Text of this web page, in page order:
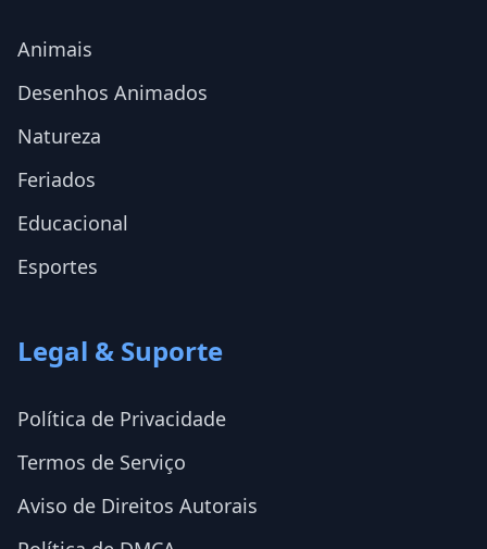
Animais
Desenhos Animados
Natureza
Feriados
Educacional
Esportes
Legal & Suporte
Política de Privacidade
Termos de Serviço
Aviso de Direitos Autorais